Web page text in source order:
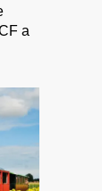
a